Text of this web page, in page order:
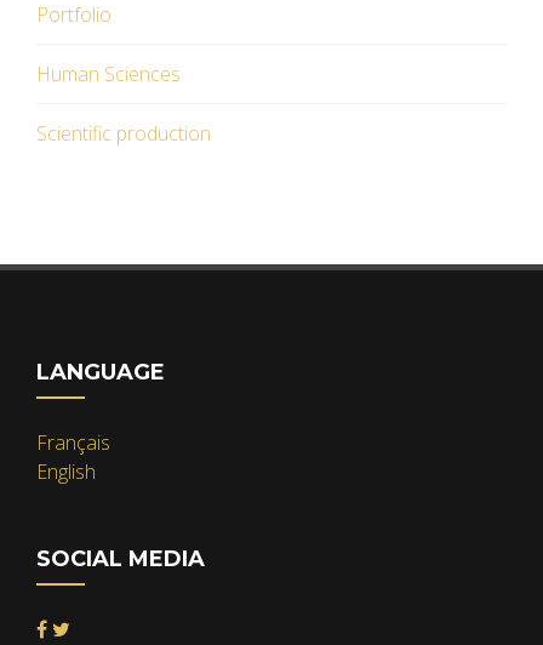
Portfolio
Human Sciences
Scientific production
LANGUAGE
Français
English
SOCIAL MEDIA